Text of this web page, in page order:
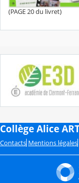
(PAGE 20 du livret)
Collège Alice
Contacts Mentions légales